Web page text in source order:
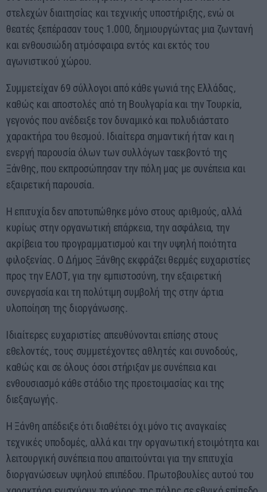
στελεχών διαιτησίας και τεχνικής υποστήριξης, ενώ οι
θεατές ξεπέρασαν τους 1.000, δημιουργώντας μια ζωντανή
και ενθουσιώδη ατμόσφαιρα εντός και εκτός του
αγωνιστικού χώρου.
Συμμετείχαν 69 σύλλογοι από κάθε γωνιά της Ελλάδας,
καθώς και αποστολές από τη Βουλγαρία και την Τουρκία,
γεγονός που ανέδειξε τον δυναμικό και πολυδιάστατο
χαρακτήρα του θεσμού. Ιδιαίτερα σημαντική ήταν και η
ενεργή παρουσία όλων των συλλόγων ταεκβοντό της
Ξάνθης, που εκπροσώπησαν την πόλη μας με συνέπεια και
εξαιρετική παρουσία.
Η επιτυχία δεν αποτυπώθηκε μόνο στους αριθμούς, αλλά
κυρίως στην οργανωτική επάρκεια, την ασφάλεια, την
ακρίβεια του προγραμματισμού και την υψηλή ποιότητα
φιλοξενίας. Ο Δήμος Ξάνθης εκφράζει θερμές ευχαριστίες
προς την ΕΛΟΤ, για την εμπιστοσύνη, την εξαιρετική
συνεργασία και τη πολύτιμη συμβολή της στην άρτια
υλοποίηση της διοργάνωσης.
Ιδιαίτερες ευχαριστίες απευθύνονται επίσης στους
εθελοντές, τους συμμετέχοντες αθλητές και συνοδούς,
καθώς και σε όλους όσοι στήριξαν με συνέπεια και
ενθουσιασμό κάθε στάδιο της προετοιμασίας και της
διεξαγωγής.
Η Ξάνθη απέδειξε ότι διαθέτει όχι μόνο τις αναγκαίες
τεχνικές υποδομές, αλλά και την οργανωτική ετοιμότητα και
λειτουργική συνέπεια που απαιτούνται για την επιτυχία
διοργανώσεων υψηλού επιπέδου. Πρωτοβουλίες αυτού του